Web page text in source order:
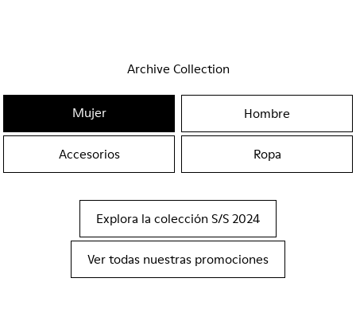
Archive Collection
Mujer Hombre
Accesorios Ropa
Explora la colección S/S 2024
Ver todas nuestras promociones